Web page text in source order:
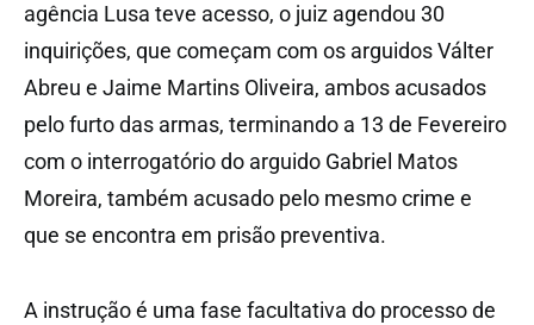
agência Lusa teve acesso, o juiz agendou 30
inquirições, que começam com os arguidos Válter
Abreu e Jaime Martins Oliveira, ambos acusados
pelo furto das armas, terminando a 13 de Fevereiro
com o interrogatório do arguido Gabriel Matos
Moreira, também acusado pelo mesmo crime e
que se encontra em prisão preventiva.
A instrução é uma fase facultativa do processo de